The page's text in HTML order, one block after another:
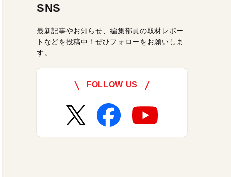
SNS
最新記事やお知らせ、編集部員の取材レポー
トなどを投稿中！ぜひフォローをお願いしま
す。
FOLLOW US